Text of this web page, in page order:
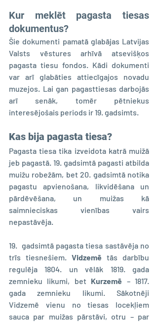
Kur meklēt pagasta tiesas
dokumentus?
Šie dokumenti pamatā glabājas Latvijas
Valsts vēstures arhīvā atsevišķos
pagasta tiesu fondos. Kādi dokumenti
var arī glabāties attiecīgajos novadu
muzejos. Lai gan pagasttiesas darbojās
arī senāk, tomēr pētniekus
interesējošais periods ir 19. gadsimts.
Kas bija pagasta tiesa?
Pagasta tiesa tika izveidota katrā muižā
jeb pagastā. 19. gadsimtā pagasti atbilda
muižu robežām, bet 20. gadsimtā notika
pagastu apvienošana, likvidēšana un
pārdēvēšana, un muižas kā
saimnieciskas vienības vairs
nepastāvēja.
19.  gadsimtā pagasta tiesa sastāvēja no
trīs tiesnešiem. Vidzemē tās darbību
regulēja 1804. un vēlāk 1819. gada
zemnieku likumi, bet Kurzemē – 1817.
gada zemnieku likumi. Sākotnēji
Vidzemē vienu no tiesas locekļiem
sauca par muižas pārstāvi, otru – par